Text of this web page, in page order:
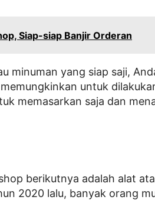
Siap-siap Banjir Orderan
minuman yang siap saji,
untuk
memasarkan saja dan
berikutnya adalah alat
2020 lalu, banyak orang